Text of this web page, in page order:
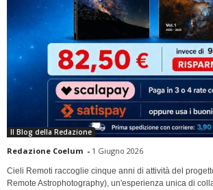
Il Blog della Redazione
Redazione Coelum - 1 Giugno 2026
Cieli Remoti raccoglie cinque anni di attività del
Remote Astrophotography), un'esperienza unica di